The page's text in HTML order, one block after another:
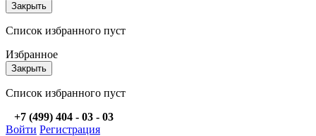
Закрыть
Список избранного пуст
Избранное
Закрыть
Список избранного пуст
+7 (499) 404 - 03 - 03
Войти Регистрация